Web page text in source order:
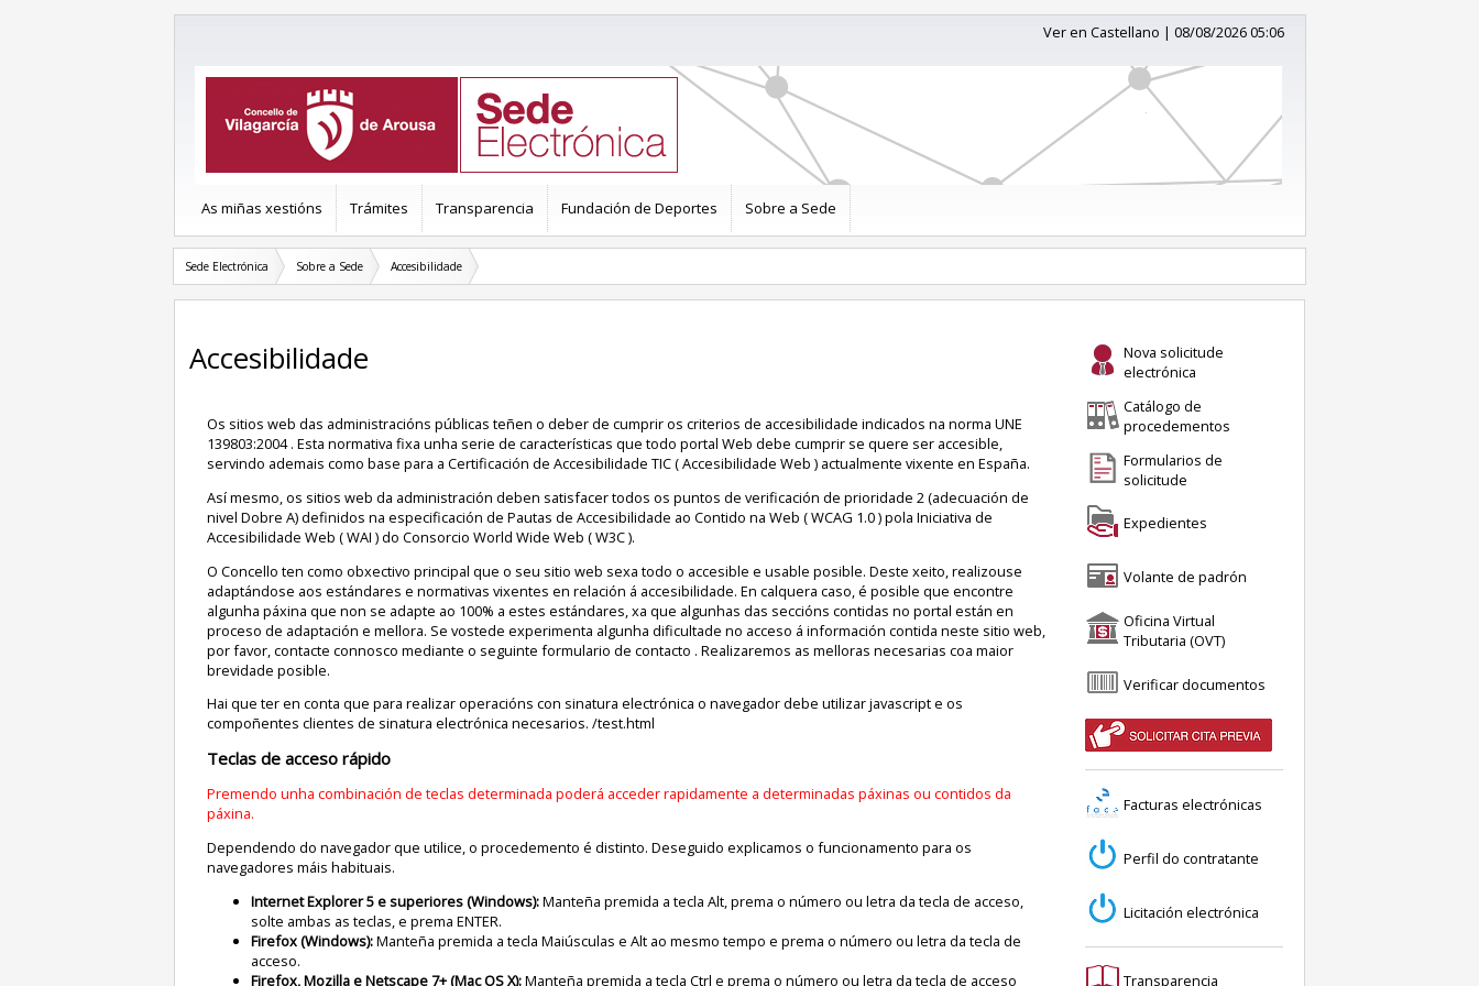
Ver en Castellano | 08/08/2026 05:06
As miñas xestións Trámites Transparencia Fundación de Deportes Sobre a Sede
Sede Electrónica Sobre a Sede Accesibilidade
Accesibilidade
Os sitios web das administracións públicas teñen o deber de cumprir os criterios de accesibilidade indicados na norma UNE
139803:2004 . Esta normativa fixa unha serie de características que todo portal Web debe cumprir se quere ser accesible,
servindo ademais como base para a Certificación de Accesibilidade TIC ( Accesibilidade Web ) actualmente vixente en España.
Así mesmo, os sitios web da administración deben satisfacer todos os puntos de verificación de prioridade 2 (adecuación de
nivel Dobre A) definidos na especificación de Pautas de Accesibilidade ao Contido na Web ( WCAG 1.0 ) pola Iniciativa de
Accesibilidade Web ( WAI ) do Consorcio World Wide Web ( W3C ).
O Concello ten como obxectivo principal que o seu sitio web sexa todo o accesible e usable posible. Deste xeito, realizouse
adaptándose aos estándares e normativas vixentes en relación á accesibilidade. En calquera caso, é posible que encontre
algunha páxina que non se adapte ao 100% a estes estándares, xa que algunhas das seccións contidas no portal están en
proceso de adaptación e mellora. Se vostede experimenta algunha dificultade no acceso á información contida neste sitio web,
por favor, contacte connosco mediante o seguinte formulario de contacto . Realizaremos as melloras necesarias coa maior
brevidade posible.
Hai que ter en conta que para realizar operacións con sinatura electrónica o navegador debe utilizar javascript e os
compoñentes clientes de sinatura electrónica necesarios. /test.html
Teclas de acceso rápido
Premendo unha combinación de teclas determinada poderá acceder rapidamente a determinadas páxinas ou contidos da
páxina.
Dependendo do navegador que utilice, o procedemento é distinto. Deseguido explicamos o funcionamento para os
navegadores máis habituais.
Internet Explorer 5 e superiores (Windows):Manteña premida a tecla Alt, prema o número ou letra da tecla de acceso,
solte ambas as teclas, e prema ENTER.
Firefox (Windows):Manteña premida a tecla Maiúsculas e Alt ao mesmo tempo e prema o número ou letra da tecla de
acceso.
Firefox, Mozilla e Netscape 7+ (Mac OS X):Manteña premida a tecla Ctrl e prema o número ou letra da tecla de acceso
Nova solicitude
electrónica
Catálogo de
procedementos
Formularios de
solicitude
Expedientes
Volante de padrón
Oficina Virtual
Tributaria (OVT)
Verificar documentos
Facturas electrónicas
Perfil do contratante
Licitación electrónica
Transparencia